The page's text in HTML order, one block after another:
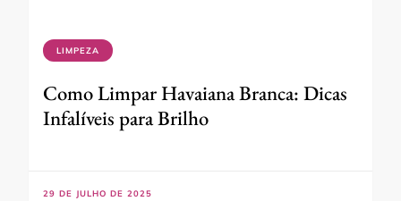
LIMPEZA
Como Limpar Havaiana Branca: Dicas
Infalíveis para Brilho
29 DE JULHO DE 2025